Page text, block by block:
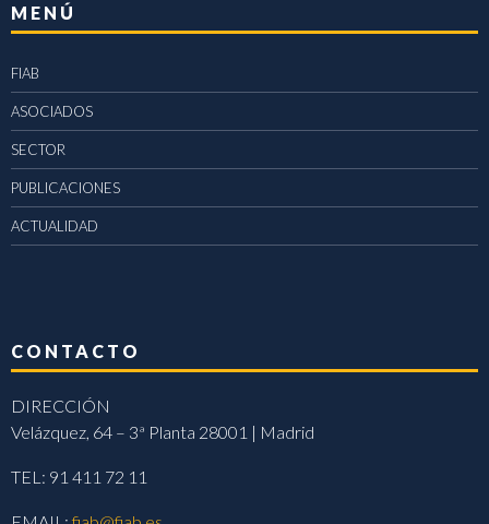
MENÚ
FIAB
ASOCIADOS
SECTOR
PUBLICACIONES
ACTUALIDAD
CONTACTO
DIRECCIÓN
Velázquez, 64 – 3ª Planta 28001 | Madrid
TEL: 91 411 72 11